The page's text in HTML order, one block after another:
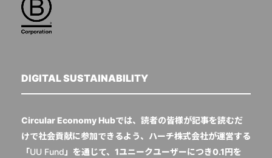
DIGITAL SUSTAINABILITY
Circular Economy Hubでは、読者の皆様が記事を読むだ
けで社会貢献に参加できるよう、ハーチ株式会社が運営する
「UU Fund」を通じて、1ユニークユーザーにつき0.1円を